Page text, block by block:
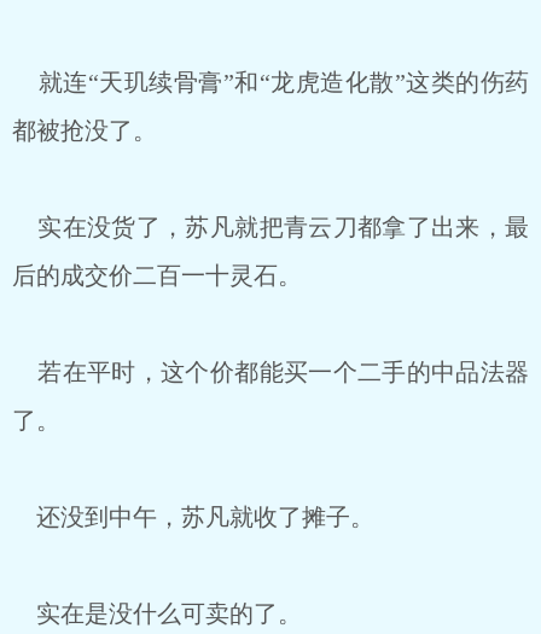
就连“天玑续骨膏”和“龙虎造化散”这类的伤药
都被抢没了。
实在没货了，苏凡就把青云刀都拿了出来，最
后的成交价二百一十灵石。
若在平时，这个价都能买一个二手的中品法器
了。
还没到中午，苏凡就收了摊子。
实在是没什么可卖的了。